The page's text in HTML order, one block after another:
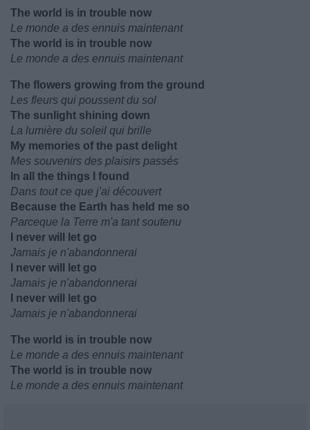
The world is in trouble now
Le monde a des ennuis maintenant
The world is in trouble now
Le monde a des ennuis maintenant
The flowers growing from the ground
Les fleurs qui poussent du sol
The sunlight shining down
La lumière du soleil qui brille
My memories of the past delight
Mes souvenirs des plaisirs passés
In all the things I found
Dans tout ce que j'ai découvert
Because the Earth has held me so
Parceque la Terre m'a tant soutenu
I never will let go
Jamais je n'abandonnerai
I never will let go
Jamais je n'abandonnerai
I never will let go
Jamais je n'abandonnerai
The world is in trouble now
Le monde a des ennuis maintenant
The world is in trouble now
Le monde a des ennuis maintenant